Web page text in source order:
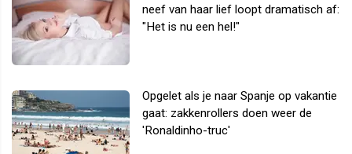
neef van haar lief loopt dramatisch af:
"Het is nu een hel!"
Opgelet als je naar Spanje op vakantie
gaat: zakkenrollers doen weer de
'Ronaldinho-truc'